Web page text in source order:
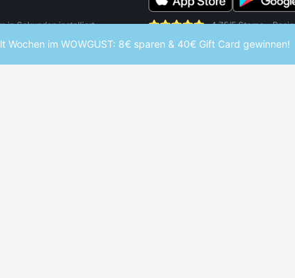
Wochen im WOWGUST: 8€ sparen & 40€ Gift Card gewinnen!
in Sekunden installiert. 4,75/5 Sterne -